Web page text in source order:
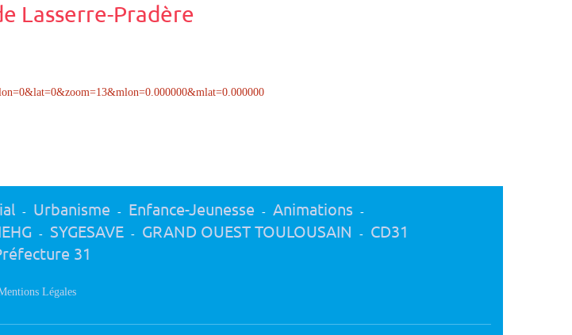
Lasserre-Pradère
- Urbanisme - Enfance-Jeunesse - Animations -
- SYGESAVE - GRAND OUEST TOULOUSAIN - CD31
31
Légales